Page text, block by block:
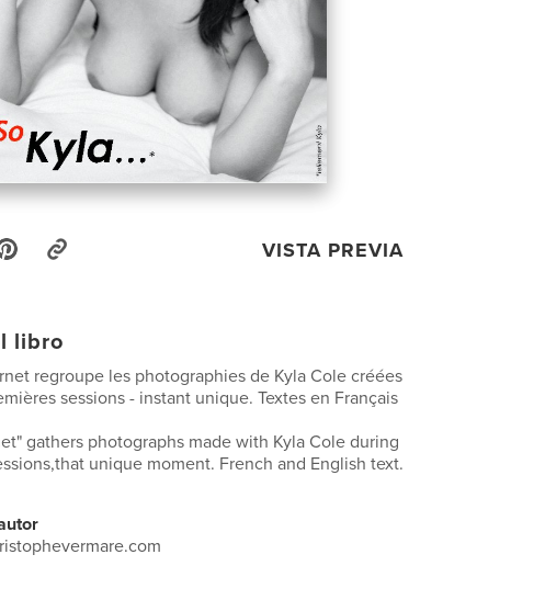
VISTA PREVIA
libro
regroupe les photographies de Kyla Cole créées
sessions - instant unique. Textes en Français
gathers photographs made with Kyla Cole during
unique moment. French and English text.